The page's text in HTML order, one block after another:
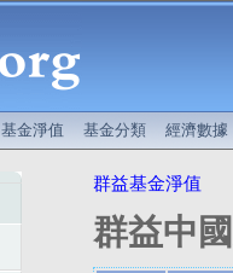
基金淨值 基金分類 經濟數據
群益基金淨值
群益中